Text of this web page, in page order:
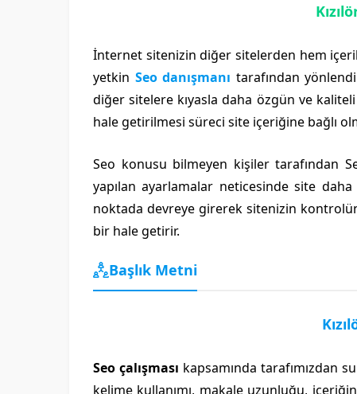
İnternet sitenizin diğer sitelerden hem
yetkin Seo danışmanı tarafından
diğer sitelere kıyasla daha özgün ve
hale getirilmesi süreci site içeriğine bağlı
Seo konusu bilmeyen kişiler tarafından
yapılan ayarlamalar neticesinde site
noktada devreye girerek sitenizin
bir hale getirir.
Başlık Metni
Seo çalışması kapsamında tarafımızdan
kelime kullanımı, makale uzunluğu,